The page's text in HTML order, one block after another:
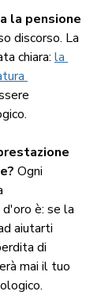
la pensione
discorso. La
chiara: la
Ogni
è: se la
aiutarti
di
mai il tuo